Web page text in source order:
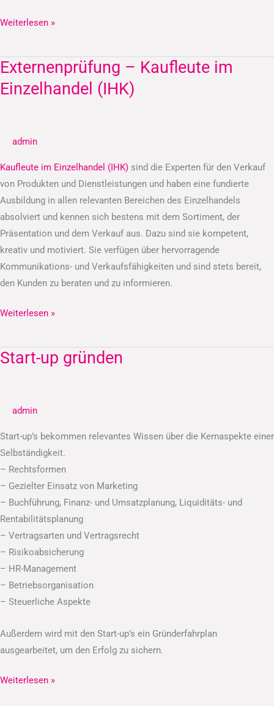
Weiterlesen »
Externenprüfung – Kaufleute im
Einzelhandel (IHK)
admin
Kaufleute im Einzelhandel (IHK) sind die Experten für den Verkauf
von Produkten und Dienstleistungen und haben eine fundierte
Ausbildung in allen relevanten Bereichen des Einzelhandels
absolviert und kennen sich bestens mit dem Sortiment, der
Präsentation und dem Verkauf aus. Dazu sind sie kompetent,
kreativ und motiviert. Sie verfügen über hervorragende
Kommunikations- und Verkaufsfähigkeiten und sind stets bereit,
den Kunden zu beraten und zu informieren.
Externenprüfung
–
Kaufleute
(IHK)
Weiterlesen »
Start-up gründen
admin
Start-up’s bekommen relevantes Wissen über die Kernaspekte einer
Selbständigkeit.
– Rechtsformen
– Gezielter Einsatz von Marketing
– Buchführung, Finanz- und Umsatzplanung, Liquiditäts- und
Rentabilitätsplanung
– Vertragsarten und Vertragsrecht
– Risikoabsicherung
– HR-Management
– Betriebsorganisation
– Steuerliche Aspekte
Außerdem wird mit den Start-up’s ein Gründerfahrplan
ausgearbeitet, um den Erfolg zu sichern.
Start-
Weiterlesen »